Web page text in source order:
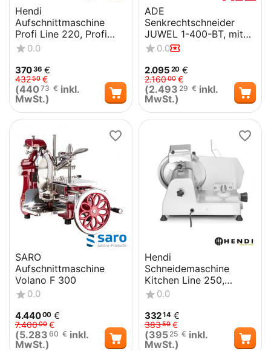
Hendi
Aufschnittmaschine
Profi Line 220, Profi
Line, 230V/280W,
0.0
37036 €
43250 €
(440 73 € inkl.
MwSt.)
ADE
Senkrechtschneider
JUWEL 1-400-BT, mit
Langverzahntem
Teflonbeschichtet
0.0
2.095 20 €
2.16000 €
(2.493 29 € inkl.
MwSt.)
SARO
Aufschnittmaschine
Volano F 300
0.0
4.44000 €
7.40000 €
(5.283 60 € inkl.
MwSt.)
Hendi
Schneidemaschine
Kitchen Line 250,
Kitchen Line,
230V/150W,
494x402x(H)398mm
0.0
33214 €
38350 €
(395 25 € inkl.
MwSt.)